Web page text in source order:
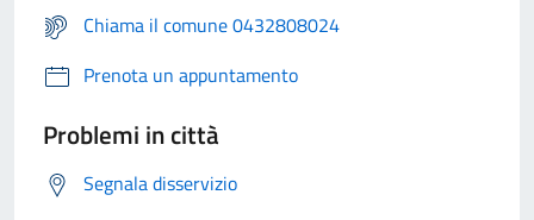
Chiama il comune 0432808024
Prenota un appuntamento
Problemi in città
Segnala disservizio